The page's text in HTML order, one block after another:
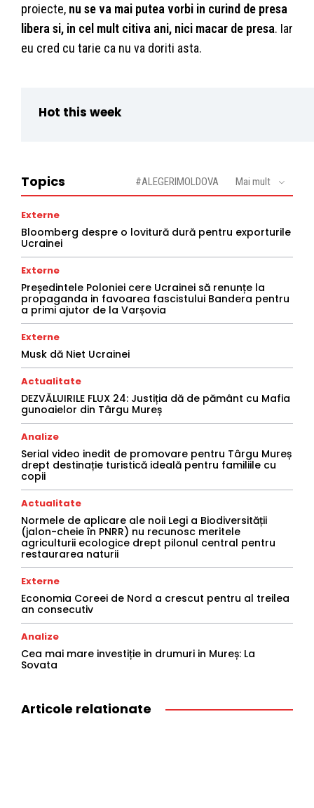
proiecte, nu se va mai putea vorbi in curind de presa
libera si, in cel mult citiva ani, nici macar de presa. Iar
eu cred cu tarie ca nu va doriti asta.
Hot this week
Topics #ALEGERIMOLDOVA Mai mult
Externe
Bloomberg despre o lovitură dură pentru exporturile
Ucrainei
Externe
Președintele Poloniei cere Ucrainei să renunțe la
propaganda in favoarea fascistului Bandera pentru
a primi ajutor de la Varșovia
Externe
Musk dă Niet Ucrainei
Actualitate
DEZVĂLUIRILE FLUX 24: Justiția dă de pământ cu Mafia
gunoaielor din Târgu Mureș
Analize
Serial video inedit de promovare pentru Târgu Mureș
drept destinație turistică ideală pentru familiile cu
copii
Actualitate
Normele de aplicare ale noii Legi a Biodiversității
(jalon-cheie în PNRR) nu recunosc meritele
agriculturii ecologice drept pilonul central pentru
restaurarea naturii
Externe
Economia Coreei de Nord a crescut pentru al treilea
an consecutiv
Analize
Cea mai mare investiție in drumuri in Mureș: La
Sovata
Articole relationate